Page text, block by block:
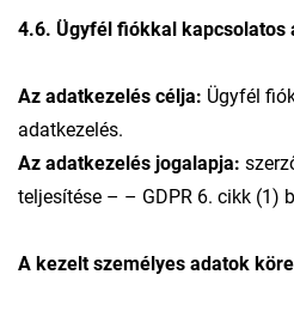
4.6. Ügyfél fiókkal kapcsolatos
Az adatkezelés célja: Ügyfél
adatkezelés.
Az adatkezelés jogalapja:
teljesítése – – GDPR 6. cikk (1)
A kezelt személyes adatok